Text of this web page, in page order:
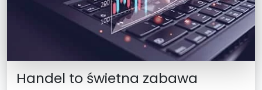
Handel to świetna zabawa